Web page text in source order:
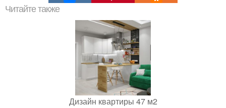
Читайте также
Дизайн квартиры 47 м2